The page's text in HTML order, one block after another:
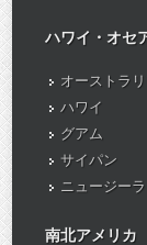
ハワイ・オセ
オーストラ
ハワイ
グアム
サイパン
ニュージー
南北アメリカ